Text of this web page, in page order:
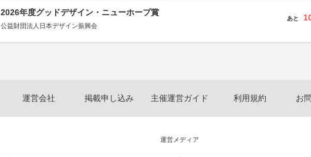
2026年度グッドデザイン・ニューホープ賞
公益財団法人日本デザイン振興会
あと
運営会社 掲載申し込み 主催運営ガイド 利用規約 お
運営メディア